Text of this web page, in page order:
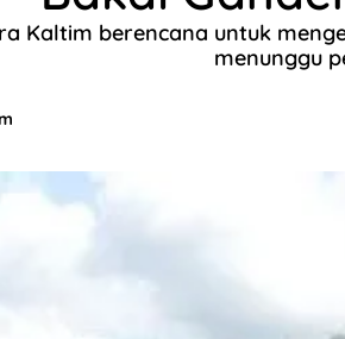
Kaltim berencana untuk
menunggu